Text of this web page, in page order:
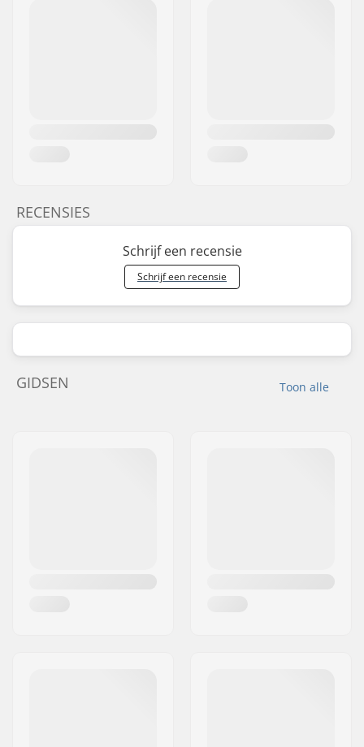
RECENSIES
Schrijf een recensie
Schrijf een recensie
Toon alle
GIDSEN